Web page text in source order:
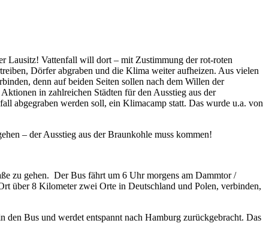
Lausitz! Vattenfall will dort – mit Zustimmung der rot-roten
Dörfer abgraben und die Klima weiter aufheizen. Aus vielen
denn auf beiden Seiten sollen nach dem Willen der
in zahlreichen Städten für den Ausstieg aus der
abgegraben werden soll, ein Klimacamp statt. Das wurde u.a. von
– der Ausstieg aus der Braunkohle muss kommen!
zu gehen. Der Bus fährt um 6 Uhr morgens am Dammtor /
über 8 Kilometer zwei Orte in Deutschland und Polen, verbinden,
den Bus und werdet entspannt nach Hamburg zurückgebracht. Das